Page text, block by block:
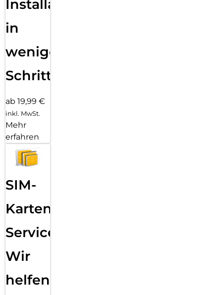
Installation
in
wenigen
Schritten
ab 19,99 €
inkl. MwSt.
Mehr
erfahren
SIM-
Karten
Service:
Wir
helfen